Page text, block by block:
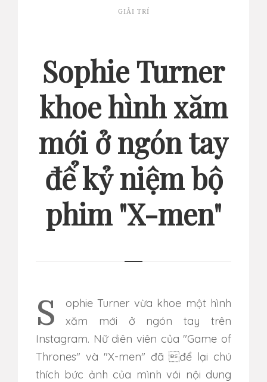
GIẢI TRÍ
Sophie Turner
khoe hình xăm
mới ở ngón tay
để kỷ niệm bộ
phim "X-men"
Sophie Turner vừa khoe một hình
xăm mới ở ngón tay trên
Instagram. Nữ diên viên của "Game of
Thrones" và "X-men" đã để lại chú
thích bức ảnh của mình vói nội dung